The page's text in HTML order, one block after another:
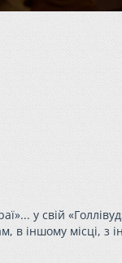
у свій
в іншому місці, з